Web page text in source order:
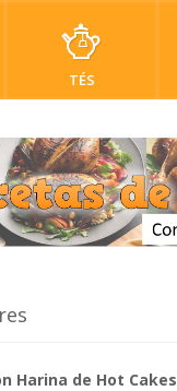
TÉS
Harina de Hot Cakes